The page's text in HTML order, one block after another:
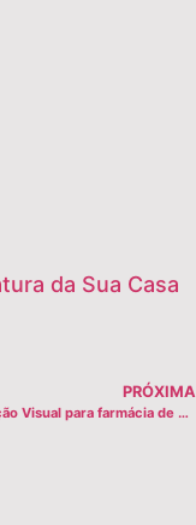
da Sua Casa
PRÓXIMA
Comunicação Visual para farmácia de manipulação na grande Florianópolis